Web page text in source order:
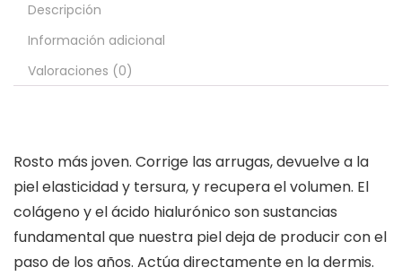
Descripción
Información adicional
Valoraciones (0)
Rosto más joven. Corrige las arrugas, devuelve a la
piel elasticidad y tersura, y recupera el volumen. El
colágeno y el ácido hialurónico son sustancias
fundamental que nuestra piel deja de producir con el
paso de los años. Actúa directamente en la dermis.